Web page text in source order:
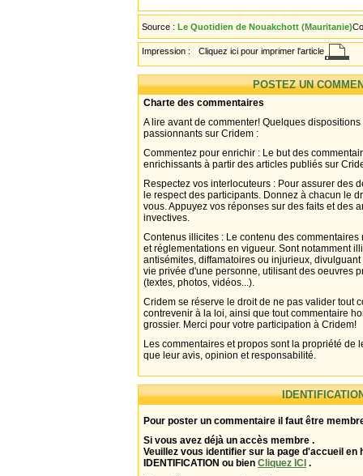
Source : Le Quotidien de Nouakchott (Mauritanie)
Impression : Cliquez ici pour imprimer l'article
POSTEZ UN
Charte des commentaires
A lire avant de commenter! Quelques
passionnants sur Cridem :
Commentez pour enrichir : Le but des
enrichissants à partir des articles publiés sur
Respectez vos interlocuteurs : Pour assurer des
le respect des participants. Donnez à chacun le
vous. Appuyez vos réponses sur des faits et des
invectives.
Contenus illicites : Le contenu des
et réglementations en vigueur. Sont notamment
antisémites, diffamatoires ou injurieux,
vie privée d'une personne, utilisant des oeuvres
(textes, photos, vidéos...).
Cridem se réserve le droit de ne pas valider tout
contrevenir à la loi, ainsi que tout commentaire
grossier. Merci pour votre participation à Cridem!
Les commentaires et propos sont la propriété de
que leur avis, opinion et responsabilité.
Pour poster un commentaire il faut être
Si vous avez déjà un accès membre .
Veuillez vous identifier sur la page d'accueil en
IDENTIFICATION ou bien Cliquez ICI .